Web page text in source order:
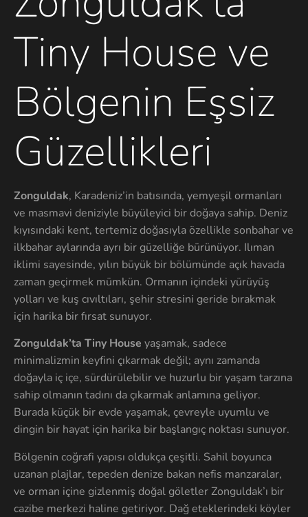
Tiny House ve
Bölgenin Eşsiz
Güzellikleri
Zonguldak, Karadeniz’in batısında, yemyeşil ormanları
ve masmavi deniziyle büyüleyici bir doğaya sahip. Deniz
kıyısındaki kent, tertemiz doğasıyla özellikle sonbahar ve
ilkbahar aylarında ayrı bir güzelliğe bürünüyor. Ilıman
iklimi sayesinde, yılın büyük bir bölümünde açık havada
zaman geçirmek mümkün. Ormanın içindeki yürüyüş
yolları ve kuş cıvıltıları, şehir stresini geride bırakmak
için harika bir fırsat sunuyor.
Zonguldak’ta Tiny House yaşamak, sadece
minimalizmin keyfini çıkarmak değil; aynı zamanda
doğayla iç içe, sürdürülebilir ve huzurlu bir yaşam tarzına
sahip olmanın tadını da çıkarmak anlamına geliyor.
Burada küçük bir evde yaşamak, çevreyle uyumlu ve
dingin bir hayat için harika bir başlangıç noktası sunuyor.
Bölgenin coğrafi yapısı oldukça çeşitli. Sahil boyunca
uzanan plajlar, tepeden denize bakan nefis manzaralar,
ve orman içine gizlenmiş doğal göletler Zonguldak’ı bir
cazibe merkezi haline getiriyor. Dağ eteklerindeki köyler